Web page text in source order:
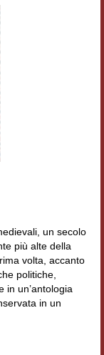
un secolo
più alte della
volta, accanto
politiche,
in un’antologia
in un